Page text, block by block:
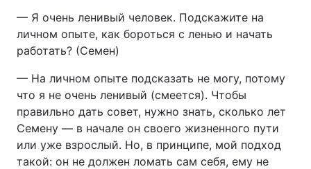
— Я очень ленивый человек. Подскажите на
личном опыте, как бороться с ленью и начать
работать? (Семен)
— На личном опыте подсказать не могу, потому
что я не очень ленивый (смеется). Чтобы
правильно дать совет, нужно знать, сколько лет
Семену — в начале он своего жизненного пути
или уже взрослый. Но, в принципе, мой подход
такой: он не должен ломать сам себя, ему не